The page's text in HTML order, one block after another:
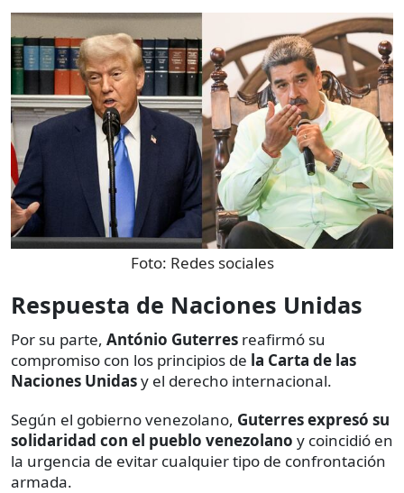
Foto: Redes sociales
Respuesta de Naciones Unidas
Por su parte, António Guterres reafirmó su
compromiso con los principios de la Carta de las
Naciones Unidasy el derecho internacional.
Según el gobierno venezolano, Guterres expresó su
solidaridad con el pueblo venezolano y coincidió en
la urgencia de evitar cualquier tipo de confrontación
armada.